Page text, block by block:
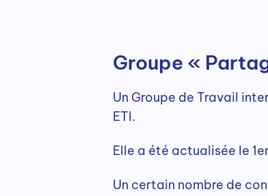
Groupe «
Un Groupe de Travail
ETI.
Elle a été actualisée le
Un certain nombre de